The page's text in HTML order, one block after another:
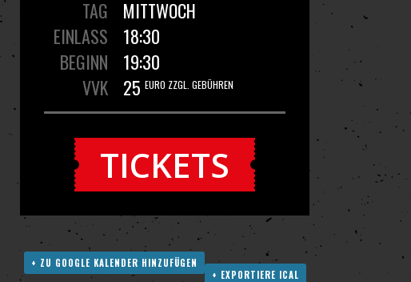
TAG
MITTWOCH
EINLASS
18:30
BEGINN
19:30
VVK
25 EURO ZZGL. GEBÜHREN
TICKETS
+ ZU GOOGLE KALENDER HINZUFÜGEN
+ EXPORTIERE ICAL